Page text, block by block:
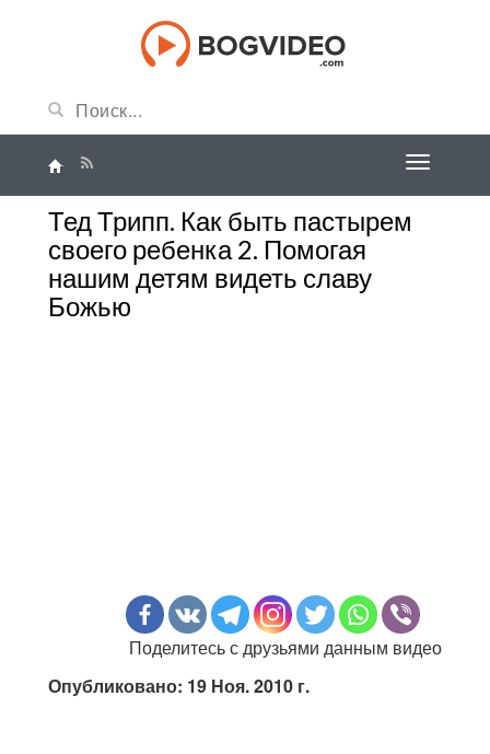
Тед Трипп. Как быть пастырем
своего ребенка 2. Помогая
нашим детям видеть славу
Божью
Поделитесь с друзьями данным видео
Опубликовано: 19 Ноя. 2010 г.